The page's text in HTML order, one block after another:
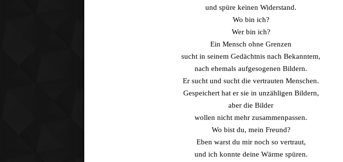
und spüre keinen Widerstand.
Wo bin ich?
Wer bin ich?
Ein Mensch ohne Grenzen
sucht in seinem Gedächtnis nach Bekanntem,
nach ehemals aufgesogenen Bildern.
Er sucht und sucht die vertrauten Menschen.
Gespeichert hat er sie in unzähligen Bildern,
aber die Bilder
wollen nicht mehr zusammenpassen.
Wo bist du, mein Freund?
Eben warst du mir noch so vertraut,
und ich konnte deine Wärme spüren.